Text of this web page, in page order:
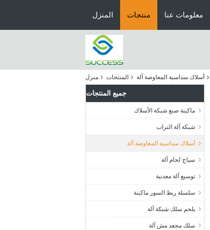
المنزل منتجات معلومات عنا
منزل المنتجات أسلاك سداسية المعاوضة آلة
جميع المنتجات
ماكينة صنع شبكة الأسلاك
شبكة آلة التراب
أسلاك سداسية المعاوضة آلة
سياج لحام آلة
توسيع آلة معدنية
سلسلة ربط السور ماكينة
يلحم سلك شبكة آلة
سلك مجعد مش آلة